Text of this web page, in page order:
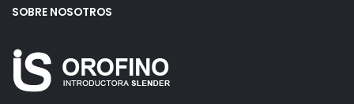
SOBRE NOSOTROS